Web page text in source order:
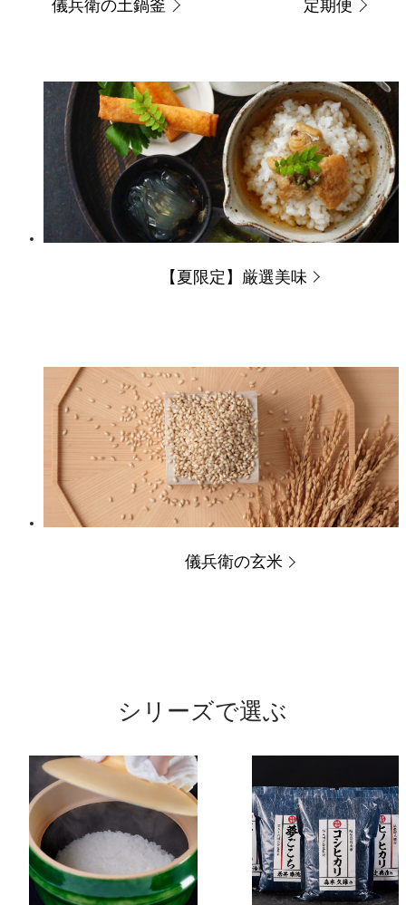
儀兵衛の土鍋釜 定期便
【夏限定】厳選美味
儀兵衛の玄米
シリーズで選ぶ